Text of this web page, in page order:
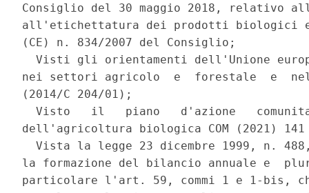
Consiglio del 30 maggio 2018, relativo
all'etichettatura dei prodotti biologici e
(CE) n. 834/2007 del Consiglio;
Visti gli orientamenti dell'Unione
nei settori agricolo  e  forestale  e
(2014/C 204/01);
Visto   il   piano   d'azione
dell'agricoltura biologica COM (2021)
Vista la legge 23 dicembre 1999, n.
la formazione del bilancio annuale e
particolare l'art. 59, commi 1 e 1-bis,